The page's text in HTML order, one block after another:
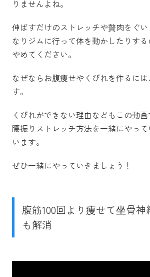
りませんよね。
伸ばすだけのストレッチや贅肉をぐ
なりジムに行って体を動かしたりす
やめてください。
なぜならお腹痩せやくびれを作るに
す。
くびれができない理由などもこの動画
腰振りストレッチ方法を一緒にやっ
います。
ぜひ一緒にやっていきましょう！
腹筋100回より痩せて坐骨
も解消